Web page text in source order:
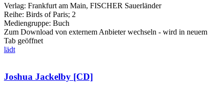
Verlag: Frankfurt am Main, FISCHER Sauerländer
Reihe: Birds of Paris; 2
Mediengruppe: Buch
Zum Download von externem Anbieter wechseln - wird in neuem
Tab geöffnet
lädt
Joshua Jackelby [CD]